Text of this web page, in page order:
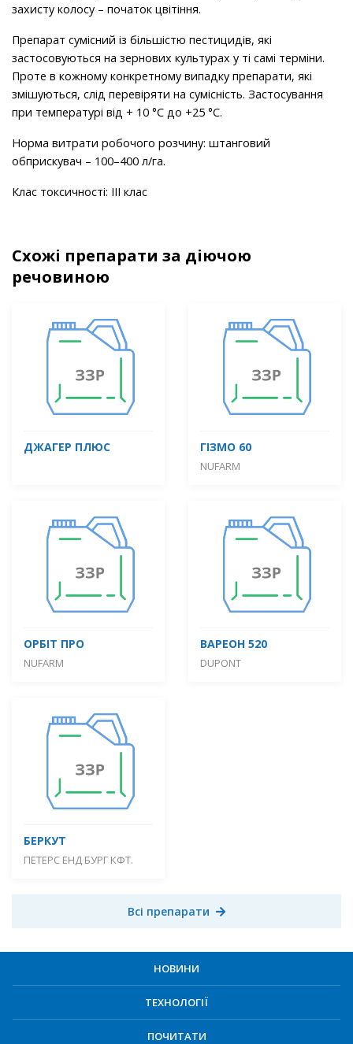
захисту колосу – початок цвітіння.
Препарат сумісний із більшістю пестицидів, які
застосовуються на зернових культурах у ті самі терміни.
Проте в кожному конкретному випадку препарати, які
змішуються, слід перевіряти на сумісність. Застосування
при температурі від + 10 °С до +25 °С.
Норма витрати робочого розчину: штанговий
обприскувач – 100–400 л/га.
Клас токсичності: ІІІ клас
Схожі препарати за діючою
речовиною
ДЖАГЕР ПЛЮС ГІЗМО 60
NUFARM
ОРБІТ ПРО
NUFARM
ВАРЕОН 520
DUPONT
БЕРКУТ
ПЕТЕРС ЕНД БУРГ КФТ.
Всі препарати
НОВИНИ
ТЕХНОЛОГІЇ
ПОЧИТАТИ